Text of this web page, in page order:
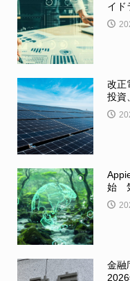
イド
改正
投資
始
金融
2026